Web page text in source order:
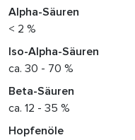
Alpha-Säuren
< 2 %
Iso-Alpha-Säuren
ca. 30 - 70 %
Beta-Säuren
ca. 12 - 35 %
Hopfenöle